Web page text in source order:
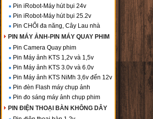
Pin iRobot-Máy hút bụi 24v
Pin iRobot-Máy hút bụi 25.2v
Pin CHỔI đa năng, Cây Lau nhà
PIN MÁY ẢNH-PIN MÁY QUAY PHIM
Pin Camera Quay phim
Pin Máy ảnh KTS 1,2v và 1,5v
Pin Máy ảnh KTS 3.0v và 6.0v
Pin Máy ảnh KTS NiMh 3,6v đến 12v
Pin đèn Flash máy chụp ảnh
Pin đo sáng máy ảnh chụp phim
PIN ĐIỆN THOẠI BÀN KHÔNG DÂY